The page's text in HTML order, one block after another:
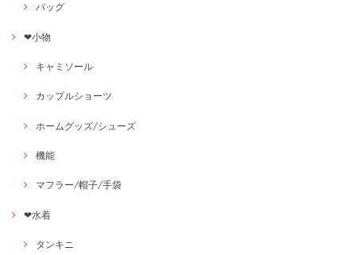
バッグ
❤小物
キャミソール
カップルショーツ
ホームグッズ/シューズ
機能
マフラー/帽子/手袋
❤水着
タンキニ